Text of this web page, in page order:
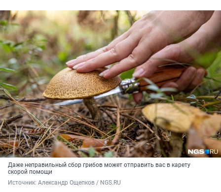
Даже неправильный сбор грибов может отправить вас в карету
скорой помощи
Источник: Александр Ощепков / NGS.RU